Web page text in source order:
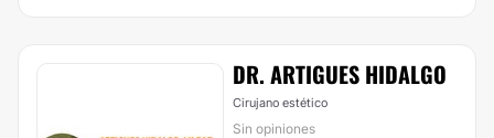
DR. ARTIGUES HIDALGO
Cirujano estético
Sin opiniones